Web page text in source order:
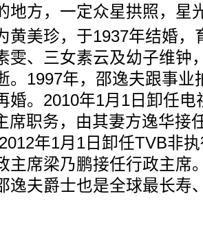
地方，一定众星拱照，星
黄美珍，于1937年结婚，
雯、三女素云及幼子维钟
。1997年，邵逸夫跟事业
婚。2010年1月1日卸任电
席职务，由其妻方逸华接
年1月1日卸任TVB非
主席梁乃鹏接任行政主席
逸夫爵士也是全球最长寿